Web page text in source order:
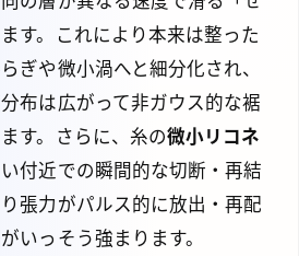
す。これにより本来は整った
ぎや微小渦へと細分化され、
布は広がって非ガウス的な裾
す。さらに、糸の微小リコネ
い付近での瞬間的な切断・再結
張力がパルス的に放出・再配
いっそう強まります。